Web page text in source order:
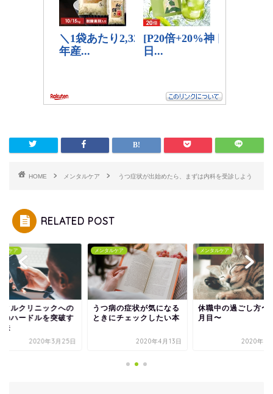
HOME メンタルケア うつ症状が出始めたら、まずは内科を受診しよう
RELATED POST
ルケア
タルクリニックへの
のハードルを突破す
法
2020年3月25日
メンタルケア
うつ病の症状が気になる
ときにチェックしたい本
2020年4月13日
メンタルケア
休職中の過ごし方〜
月目〜
2020年9